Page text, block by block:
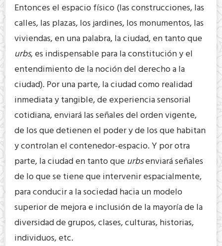
Entonces el espacio físico (las construcciones, las
calles, las plazas, los jardines, los monumentos, las
viviendas, en una palabra, la ciudad, en tanto que
urbs, es indispensable para la constitución y el
entendimiento de la noción del derecho a la
ciudad). Por una parte, la ciudad como realidad
inmediata y tangible, de experiencia sensorial
cotidiana, enviará las señales del orden vigente,
de los que detienen el poder y de los que habitan
y controlan el contenedor-espacio. Y por otra
parte, la ciudad en tanto que urbsenviará señales
de lo que se tiene que intervenir espacialmente,
para conducir a la sociedad hacia un modelo
superior de mejora e inclusión de la mayoría de la
diversidad de grupos, clases, culturas, historias,
individuos, etc.